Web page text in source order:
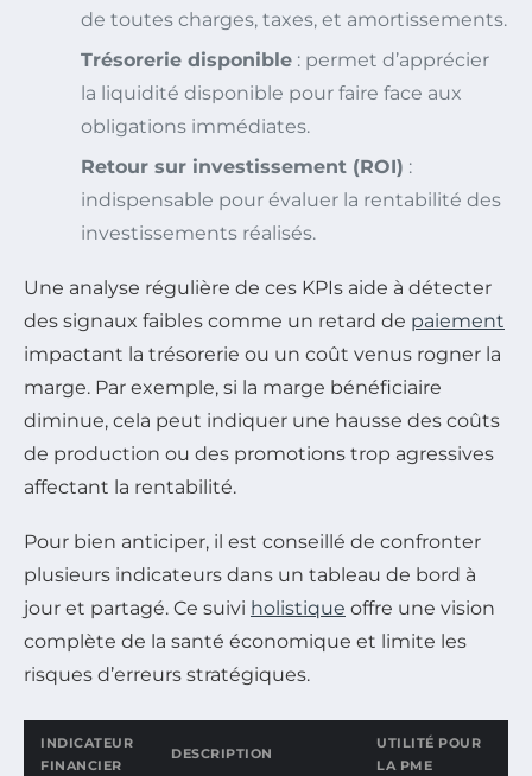
de toutes charges, taxes, et amortissements.
Trésorerie disponible : permet d’apprécier
la liquidité disponible pour faire face aux
obligations immédiates.
Retour sur investissement (ROI) :
indispensable pour évaluer la rentabilité des
investissements réalisés.
Une analyse régulière de ces KPIs aide à détecter
des signaux faibles comme un retard de paiement
impactant la trésorerie ou un coût venus rogner la
marge. Par exemple, si la marge bénéficiaire
diminue, cela peut indiquer une hausse des coûts
de production ou des promotions trop agressives
affectant la rentabilité.
Pour bien anticiper, il est conseillé de confronter
plusieurs indicateurs dans un tableau de bord à
jour et partagé. Ce suivi holistique offre une vision
complète de la santé économique et limite les
risques d’erreurs stratégiques.
INDICATEUR
FINANCIER
DESCRIPTION
UTILITÉ POUR
LA PME